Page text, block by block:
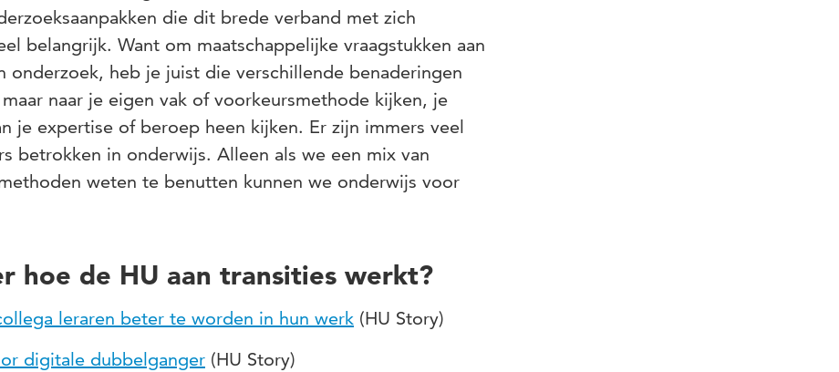
die dit brede verband met zich
belangrijk. Want om maatschappelijke vraagstukken aan
onderzoek, heb je juist die verschillende benaderingen
naar je eigen vak of voorkeursmethode kijken, je
je expertise of beroep heen kijken. Er zijn immers veel
betrokken in onderwijs. Alleen als we een mix van
weten te benutten kunnen we onderwijs voor
hoe de HU aan transities werkt?
leraren beter te worden in hun werk (HU Story)
digitale dubbelganger (HU Story)